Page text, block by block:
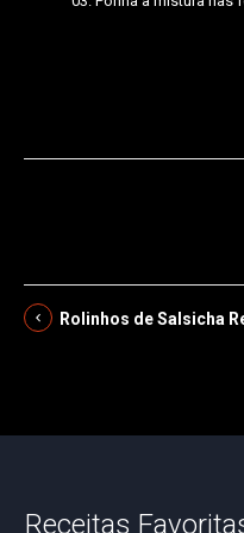
Rolinhos de Salsicha
Receitas